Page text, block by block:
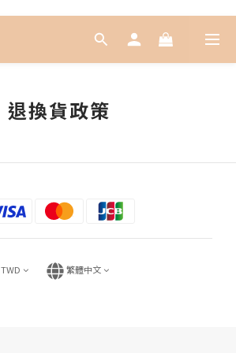
退換貨政策
TWD 繁體中文